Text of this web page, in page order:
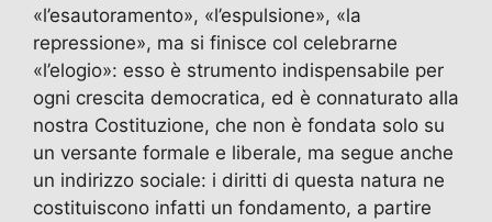
«l’esautoramento», «l’espulsione», «la
repressione», ma si finisce col celebrarne
«l’elogio»: esso è strumento indispensabile per
ogni crescita democratica, ed è connaturato alla
nostra Costituzione, che non è fondata solo su
un versante formale e liberale, ma segue anche
un indirizzo sociale: i diritti di questa natura ne
costituiscono infatti un fondamento, a partire